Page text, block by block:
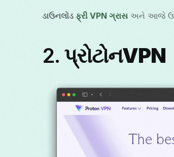
ડાઉનલોડ ફ્રી VPN ગ્રાસ અને આજે
2. પ્રોટોનVPN